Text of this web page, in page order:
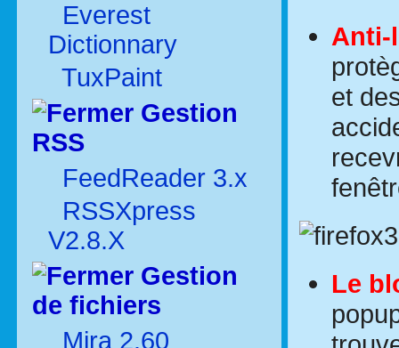
Everest
Dictionnary
TuxPaint
Gestion
RSS
FeedReader 3.x
RSSXpress
V2.8.X
Gestion
de fichiers
Mira 2.60
Anti-
et
Le